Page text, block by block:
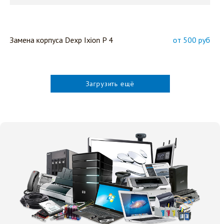
Замена корпуса Dexp Ixion P 4 от 500 руб
Загрузить ещё